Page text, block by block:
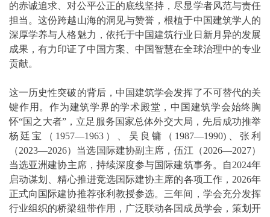
的赤诚追求、对公平公正的底线坚持，尽显学者风范与责任
担当。这份跨越山海的洞见与赞誉，根植于中国建筑学人的
深厚学养与人格魅力，依托于中国建筑行业日新月异的发展
成果，有力印证了中国方案、中国智慧在全球治理中的专业
贡献。
这一历史性突破的背后，中国建筑学会发挥了不可替代的关
键作用。作为建筑学界的学术殿堂，中国建筑学会始终胸
怀“国之大者”，立足服务国家总体外交大局，先后成功推举
杨廷宝（1957—1963）、吴良镛（1987—1990)、张利
（2023—2026）当选国际建协副主席，伍江（2026—2027）
当选亚洲建协主席，持续深度参与国际建筑事务。自2024年
启动谋划、精心推进竞选国际建协主席的各项工作，2026年
正式向国际建协推荐张利教授参选。三年间，学会充分发挥
行业组织的桥梁纽带作用，广泛联动各国成员学会，策划开